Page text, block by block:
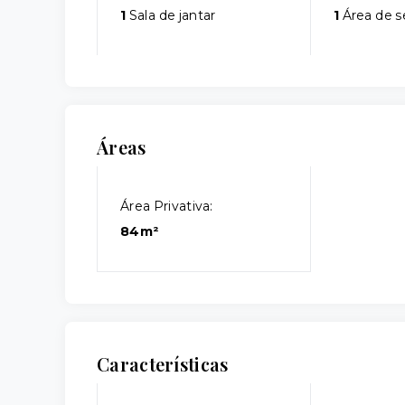
1 Sala de jantar 1Área de
Áreas
Área Privativa:
84m²
Características